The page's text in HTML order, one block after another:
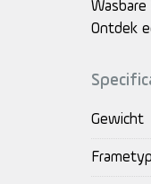
Ontdek
Gewicht